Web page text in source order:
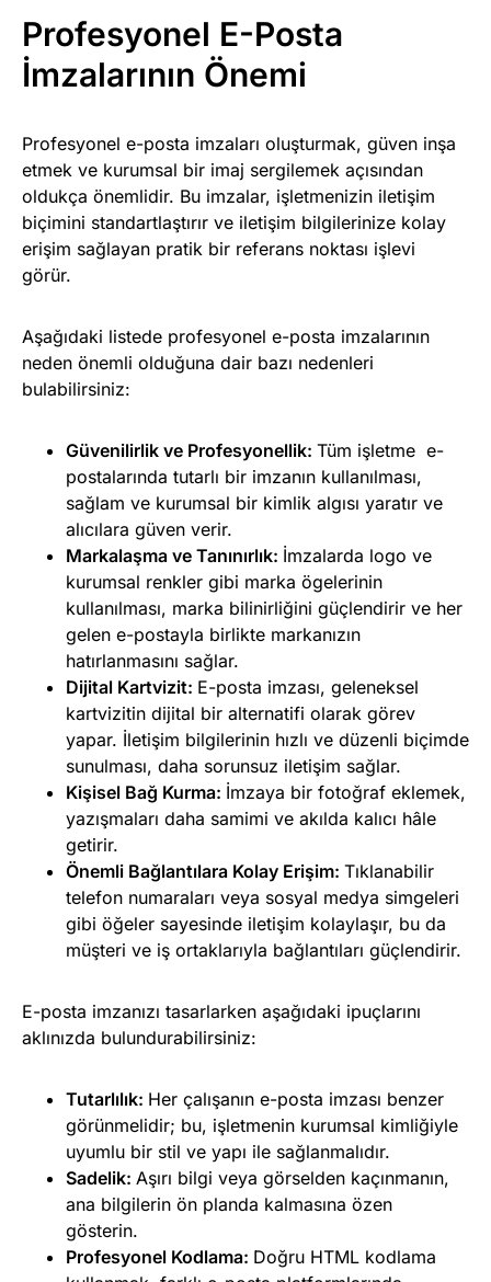
Profesyonel E-Posta
İmzalarının Önemi
Profesyonel e-posta imzaları oluşturmak, güven inşa
etmek ve kurumsal bir imaj sergilemek açısından
oldukça önemlidir. Bu imzalar, işletmenizin iletişim
biçimini standartlaştırır ve iletişim bilgilerinize kolay
erişim sağlayan pratik bir referans noktası işlevi
görür.
Aşağıdaki listede profesyonel e-posta imzalarının
neden önemli olduğuna dair bazı nedenleri
bulabilirsiniz:
Güvenilirlik ve Profesyonellik: Tüm işletme e-
postalarında tutarlı bir imzanın kullanılması,
sağlam ve kurumsal bir kimlik algısı yaratır ve
alıcılara güven verir.
Markalaşma ve Tanınırlık: İmzalarda logo ve
kurumsal renkler gibi marka ögelerinin
kullanılması, marka bilinirliğini güçlendirir ve her
gelen e-postayla birlikte markanızın
hatırlanmasını sağlar.
Dijital Kartvizit: E-posta imzası, geleneksel
kartvizitin dijital bir alternatifi olarak görev
yapar. İletişim bilgilerinin hızlı ve düzenli biçimde
sunulması, daha sorunsuz iletişim sağlar.
Kişisel Bağ Kurma: İmzaya bir fotoğraf eklemek,
yazışmaları daha samimi ve akılda kalıcı hâle
getirir.
Önemli Bağlantılara Kolay Erişim: Tıklanabilir
telefon numaraları veya sosyal medya simgeleri
gibi öğeler sayesinde iletişim kolaylaşır, bu da
müşteri ve iş ortaklarıyla bağlantıları güçlendirir.
E-posta imzanızı tasarlarken aşağıdaki ipuçlarını
aklınızda bulundurabilirsiniz:
Tutarlılık: Her çalışanın e-posta imzası benzer
görünmelidir; bu, işletmenin kurumsal kimliğiyle
uyumlu bir stil ve yapı ile sağlanmalıdır.
Sadelik: Aşırı bilgi veya görselden kaçınmanın,
ana bilgilerin ön planda kalmasına özen
gösterin.
Profesyonel Kodlama: Doğru HTML kodlama